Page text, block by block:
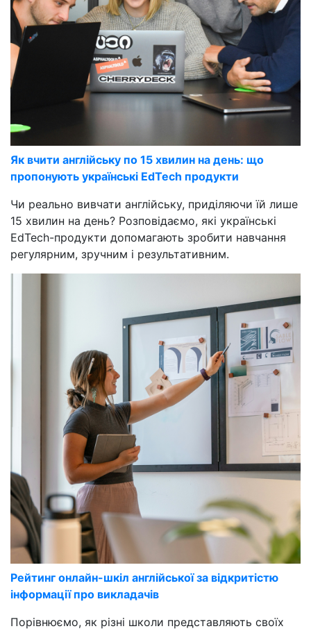
Як вчити англійську по 15 хвилин на день: що
пропонують українські EdTech продукти
Чи реально вивчати англійську, приділяючи їй лише
15 хвилин на день? Розповідаємо, які українські
EdTech-продукти допомагають зробити навчання
регулярним, зручним і результативним.
Рейтинг онлайн-шкіл англійської за відкритістю
інформації про викладачів
Порівнюємо, як різні школи представляють своїх